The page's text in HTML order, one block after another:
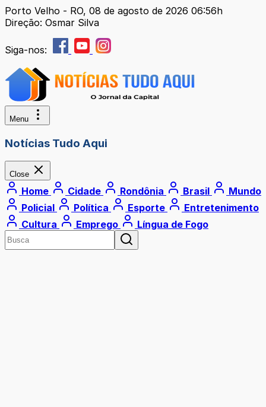
Porto Velho - RO, 08 de agosto de 2026 06:56h
Direção: Osmar Silva
Siga-nos:
Menu
Notícias Tudo Aqui
Close
Home Cidade Rondônia Brasil
Mundo
Policial
Política Esporte
Entretenimento
Cultura
Emprego Língua de Fogo